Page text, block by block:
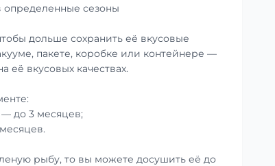
определенные сезоны
дольше сохранить её вкусовые
пакете, коробке или контейнере —
её вкусовых качествах.
— до 3 месяцев;
рыбу, то вы можете досушить её до